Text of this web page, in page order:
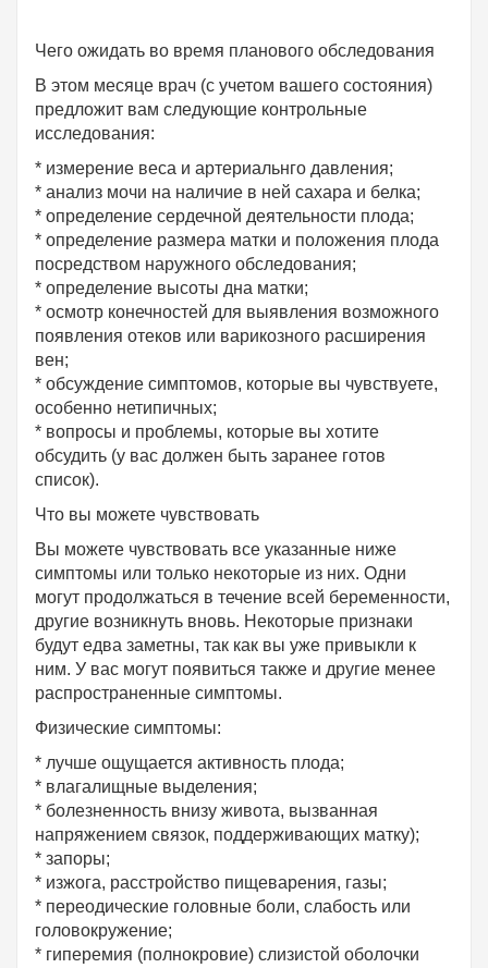
Чего ожидать во время планового обследования
В этом месяце врач (с учетом вашего состояния)
предложит вам следующие контрольные
исследования:
* измерение веса и артериальнго давления;
* анализ мочи на наличие в ней сахара и белка;
* определение сердечной деятельности плода;
* определение размера матки и положения плода
посредством наружного обследования;
* определение высоты дна матки;
* осмотр конечностей для выявления возможного
появления отеков или варикозного расширения
вен;
* обсуждение симптомов, которые вы чувствуете,
особенно нетипичных;
* вопросы и проблемы, которые вы хотите
обсудить (у вас должен быть заранее готов
список).
Что вы можете чувствовать
Вы можете чувствовать все указанные ниже
симптомы или только некоторые из них. Одни
могут продолжаться в течение всей беременности,
другие возникнуть вновь. Некоторые признаки
будут едва заметны, так как вы уже привыкли к
ним. У вас могут появиться также и другие менее
распространенные симптомы.
Физические симптомы:
* лучше ощущается активность плода;
* влагалищные выделения;
* болезненность внизу живота, вызванная
напряжением связок, поддерживающих матку);
* запоры;
* изжога, расстройство пищеварения, газы;
* переодические головные боли, слабость или
головокружение;
* гиперемия (полнокровие) слизистой оболочки